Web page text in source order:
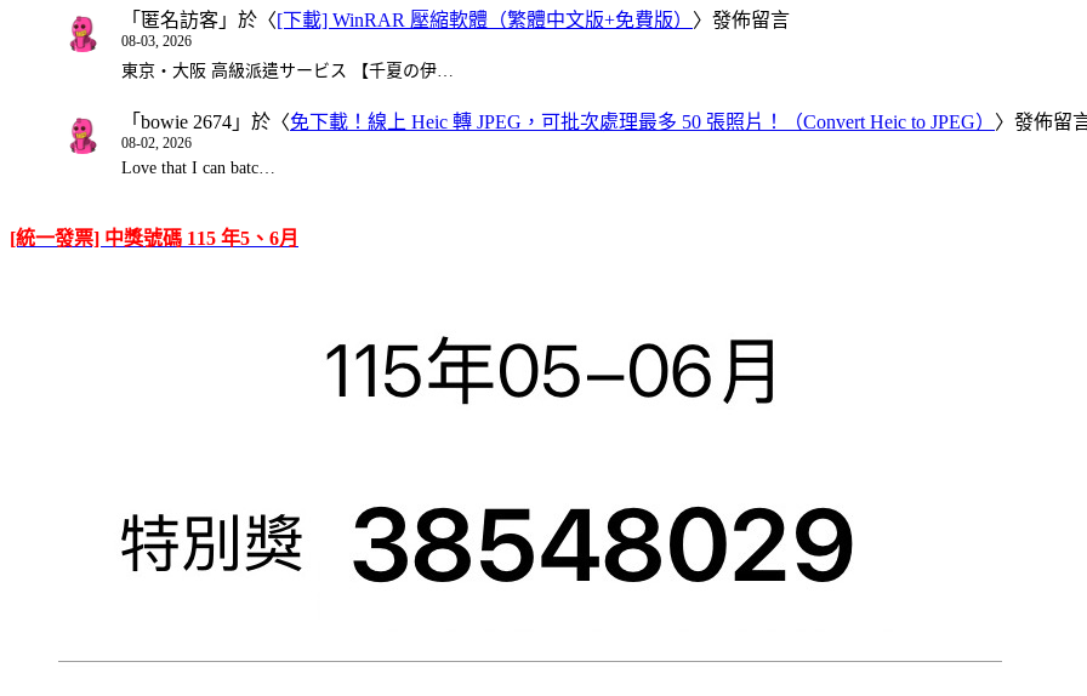
「 匿名訪客 」於〈[下載] WinRAR 壓縮軟體（繁體中文版+免費版） 〉發佈留言
08-03, 2026
東京・大阪 高級派遣サービス 【千夏の伊…
「 bowie 2674 」於〈免下載！線上 Heic 轉 JPEG，可批次處理最多 50 張照片！（Convert Heic to JPEG） 〉發佈留
08-02, 2026
Love that I can batc…
[統一發票] 中獎號碼 115 年5、6月